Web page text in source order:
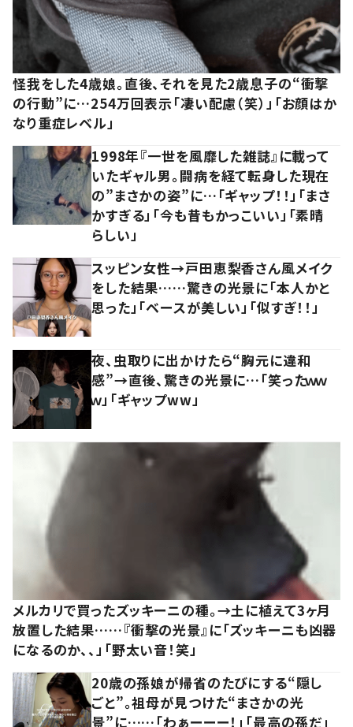
怪我をした4歳娘。直後、それを見た2歳息子の“衝撃
の行動”に…254万回表示「凄い配慮（笑）」「お顔はか
なり重症レベル」
1998年『一世を風靡した雑誌』に載って
いたギャル男。闘病を経て転身した現在
の”まさかの姿”に…「ギャップ！！」「まさ
かすぎる」「今も昔もかっこいい」「素晴
らしい」
スッピン女性→戸田恵梨香さん風メイク
をした結果……驚きの光景に「本人かと
思った」「ベースが美しい」「似すぎ！！」
夜、虫取りに出かけたら“胸元に違和
感”→直後、驚きの光景に…「笑ったｗｗ
ｗ」「ギャップww」
メルカリで買ったズッキーニの種。→土に植えて3ヶ月
放置した結果……『衝撃の光景』に「ズッキーニも凶器
になるのか、、」「野太い音！笑」
20歳の孫娘が帰省のたびにする“隠し
ごと”。祖母が見つけた“まさかの光
景”に……「わぁーーー！」「最高の孫だ」